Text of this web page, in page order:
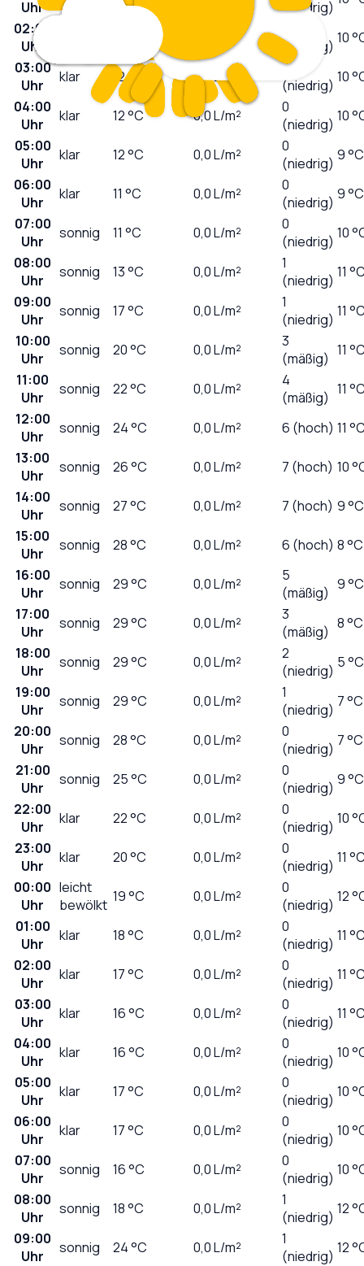
Uhr (niedrig)
02:00
Uhr
L/m²
(niedrig) 10
03:00
Uhr
klar 12°C 0,0L/m²
0
(niedrig) 10
04:00
Uhr
klar 12°C 0,0L/m²
0
(niedrig) 10
05:00
Uhr
klar 12°C 0,0L/m²
0
(niedrig) 9 °C
06:00
Uhr
klar 11 °C 0,0L/m²
0
(niedrig) 9 °C
07:00
Uhr
sonnig 11 °C 0,0L/m²
0
(niedrig) 10
08:00
Uhr
sonnig 13°C 0,0L/m²
1
(niedrig) 11
09:00
Uhr
sonnig 17°C 0,0L/m²
1
(niedrig) 11
10:00
Uhr
sonnig 20°C 0,0L/m²
3
(mäßig) 11
11:00
Uhr
sonnig 22°C 0,0L/m²
4
(mäßig) 11
12:00
Uhr
sonnig 24°C 0,0L/m² 6 (hoch) 11
13:00
Uhr
sonnig 26°C 0,0L/m² 7 (hoch) 10
14:00
Uhr
sonnig 27°C 0,0L/m² 7 (hoch) 9 °C
15:00
Uhr
sonnig 28°C 0,0L/m² 6 (hoch) 8 °C
16:00
Uhr
sonnig 29°C 0,0L/m²
5
(mäßig) 9 °C
17:00
Uhr
sonnig 29°C 0,0L/m²
3
(mäßig) 8 °C
18:00
Uhr
sonnig 29°C 0,0L/m²
2
(niedrig) 5 °C
19:00
Uhr
sonnig 29°C 0,0L/m²
1
(niedrig) 7 °C
20:00
Uhr
sonnig 28°C 0,0L/m²
0
(niedrig) 7 °C
21:00
Uhr
sonnig 25°C 0,0L/m²
0
(niedrig) 9 °C
22:00
Uhr
klar 22°C 0,0L/m²
0
(niedrig) 10
23:00
Uhr
klar 20°C 0,0L/m²
0
(niedrig) 11
00:00
Uhr
leicht
bewölkt 19°C 0,0L/m²
0
(niedrig) 12
01:00
Uhr
klar 18°C 0,0L/m²
0
(niedrig) 11
02:00
Uhr
klar 17°C 0,0L/m²
0
(niedrig) 11
03:00
Uhr
klar 16°C 0,0L/m²
0
(niedrig) 11
04:00
Uhr
klar 16°C 0,0L/m²
0
(niedrig) 10
05:00
Uhr
klar 17°C 0,0L/m²
0
(niedrig) 10
06:00
Uhr
klar 17°C 0,0L/m²
0
(niedrig) 10
07:00
Uhr
sonnig 16°C 0,0L/m²
0
(niedrig) 10
08:00
Uhr
sonnig 18°C 0,0L/m²
1
(niedrig) 12
09:00
Uhr
sonnig 24°C 0,0L/m²
1
(niedrig) 12